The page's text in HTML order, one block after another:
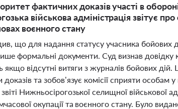
фактичних доказів участі в
військова адміністрація звітує
воєнного стану
що для надання статусу учасника
формальні документи. Суд визнав
якщо відсутні витяги з журналів бойових
та зобов’язує комісії сприяти особам
Нижньосірогозької селищної військової
окупації та воєнного стану. Було